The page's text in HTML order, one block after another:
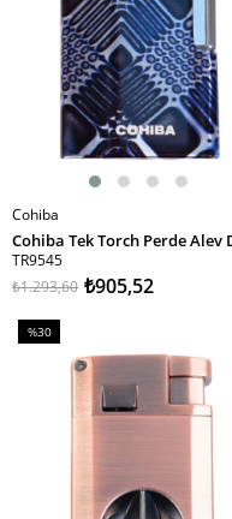
SEPETE EKLE
Cohiba
TR9545
₺905,52
₺1.293,60
%30